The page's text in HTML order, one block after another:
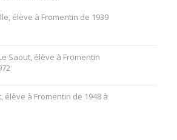
élève à Fromentin de 1939
Saout, élève à Fromentin
élève à Fromentin de 1948 à